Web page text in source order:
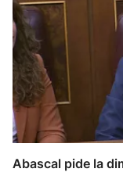
Abascal pide la